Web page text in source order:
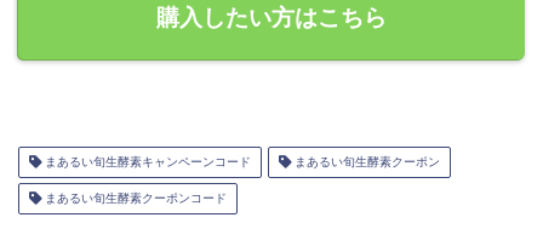
購入したい方はこちら
まあるい旬生酵素キャンペーンコード まあるい旬生酵素クーポン
まあるい旬生酵素クーポンコード